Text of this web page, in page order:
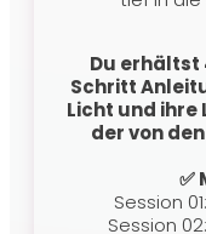
Du erhältst
Schritt
Licht und ihre
der von
✅
Session
Session